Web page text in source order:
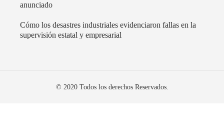
anunciado
Cómo los desastres industriales evidenciaron fallas en la
supervisión estatal y empresarial
© 2020 Todos los derechos Reservados.